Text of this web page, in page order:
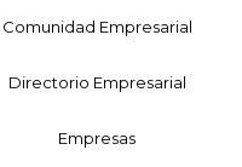
Comunidad Empresarial
Directorio Empresarial
Empresas